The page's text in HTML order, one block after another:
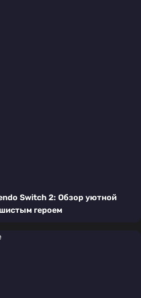
Switch 2: Обзор уютной
героем